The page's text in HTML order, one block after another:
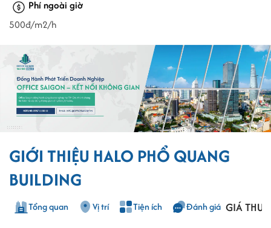
Phí ngoài giờ
500đ/m2/h
GIỚI THIỆU HALO PHỔ QUANG
BUILDING
Tổng quan Vị trí Tiện ích Đánh giá GIÁ